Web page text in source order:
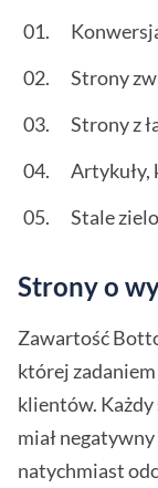
Strony
Strony z
Artykuły,
Stale
Strony o
Zawartość
której
klientów.
miał
natychmiast